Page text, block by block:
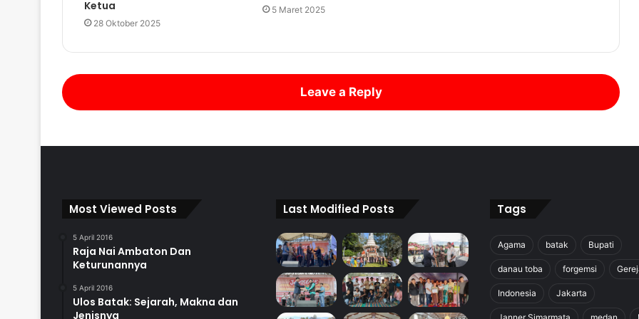
Ketua
28 Oktober 2025
5 Maret 2025
Leave a Reply
Most Viewed Posts
5 April 2016
Raja Nai Ambaton Dan
Keturunannya
5 April 2016
Ulos Batak: Sejarah, Makna dan
Jenisnya
Last Modified Posts Tags
Agama batak Bupati
danau toba forgemsi
Indonesia Jakarta